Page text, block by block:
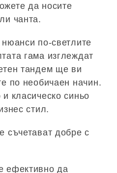
да носите
чанта.
по-светлите
гама изглеждат
тандем ще ви
по необичаен начин.
класическо синьо
стил.
съчетават добре с
ефективно да